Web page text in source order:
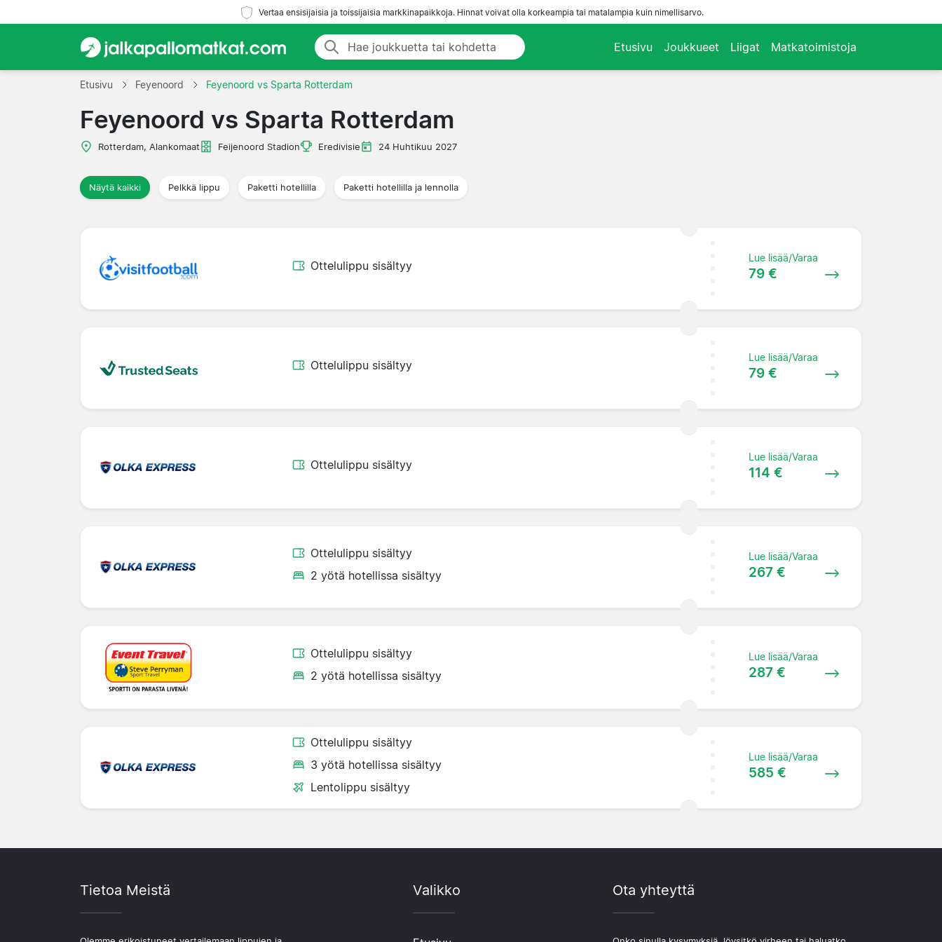
Vertaa ensisijaisia ja toissijaisia markkinapaikkoja. Hinnat voivat olla korkeampia tai matalampia kuin nimellisarvo.
Etusivu Joukkueet Liigat Matkatoimistoja
Etusivu Feyenoord Feyenoord vs Sparta Rotterdam
Feyenoord vs Sparta Rotterdam
Rotterdam, Alankomaat Feijenoord Stadion Eredivisie 24 Huhtikuu 2027
Näytä kaikki Pelkkä lippu Paketti hotellilla Paketti hotellilla ja lennolla
Ottelulippu sisältyy
Lue lisää/Varaa
79 €
Ottelulippu sisältyy
Lue lisää/Varaa
79 €
Ottelulippu sisältyy
Lue lisää/Varaa
114 €
Ottelulippu sisältyy
2 yötä hotellissa sisältyy
Lue lisää/Varaa
267 €
Ottelulippu sisältyy
2 yötä hotellissa sisältyy
Lue lisää/Varaa
287 €
Ottelulippu sisältyy
3 yötä hotellissa sisältyy
Lentolippu sisältyy
Lue lisää/Varaa
585 €
Tietoa Meistä Valikko Ota yhteyttä